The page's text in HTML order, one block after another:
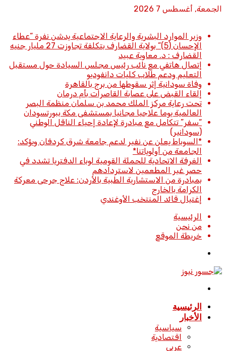
الجمعة, أغسطس 7 2026
وزير الموارد البشرية والرعاية الاجتماعية يدشن نفرة “عطاء
الإحسان (5)” بولاية القضارف بتكلفة تجاوزت 27 مليار جنيه
القضارف : د. معاوية عبيد
إتصال هاتفي مع نائب رئيس مجلس السيادة حول مستقبل
التعليم ودعم طلاب كليات دانفوديو
وفاة سودانية إثر سقوطها من برج بالقاهرة
إلقاء القبض على عصابة القاصرات بأم درمان
تحت رعاية مركز الملك محمد بن سلمان منظمة البصر
العالمية يوما علاجيا مجانيا بمستشفى مكة ببورتسودان
“سفر” تتكامل مع مبادرة لإعادة إحياء الناقل الوطني
(سودانير)
*السوباط يعلن عن نفير لدعم جامعة شرق كردفان ويؤكد:
الجامعة من أولوياتنا*
الغرفة الاتحادية للحملة القومية لوباء الدفتريا تشدد في
حصر غير المطعمين لاستردادهم
بمبادرة من الاستشارية الطبية بالأردن: علاج جرحى معركة
الكرامة بالخارج
إغتيال قائد المنتخب الأوغندي
الرئيسية
من نحن
خريطة الموقع
الرئيسية
الأخبار
سياسية
اقتصادية
عربي